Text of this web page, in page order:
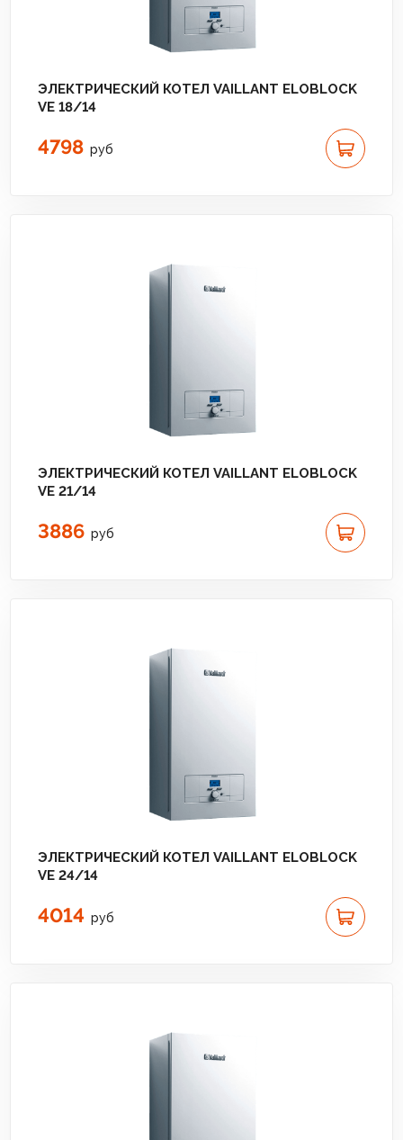
ЭЛЕКТРИЧЕСКИЙ КОТЕЛ VAILLANT ELOBLOCK
VE 18/14
4798 руб
ЭЛЕКТРИЧЕСКИЙ КОТЕЛ VAILLANT ELOBLOCK
VE 21/14
3886 руб
ЭЛЕКТРИЧЕСКИЙ КОТЕЛ VAILLANT ELOBLOCK
VE 24/14
4014 руб